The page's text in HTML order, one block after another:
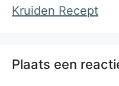
Kruiden Recept
Plaats een